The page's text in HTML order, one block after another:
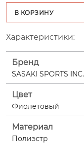
В КОРЗИНУ
Характеристики:
Бренд
SASAKI SPORTS INC.
Цвет
Фиолетовый
Материал
Полиэстр